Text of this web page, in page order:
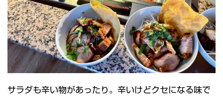
サラダも辛い物があったり。辛いけどクセになる味で